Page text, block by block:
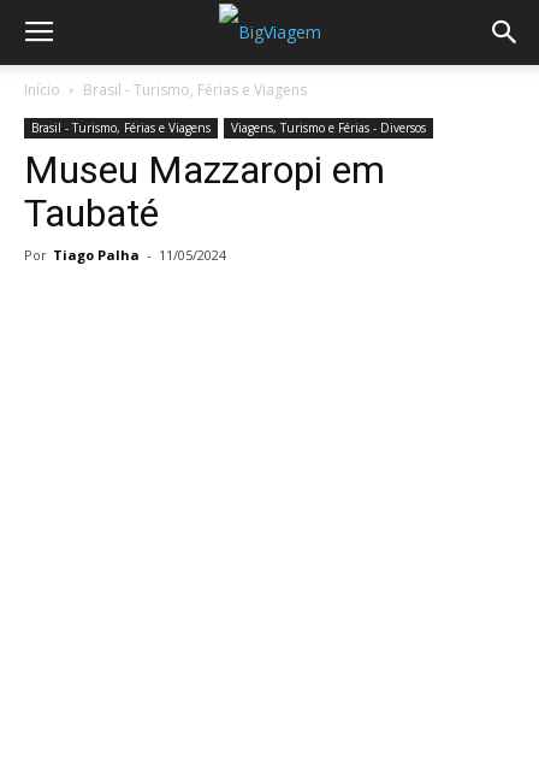
Início Brasil - Turismo, Férias e Viagens
Brasil - Turismo, Férias e Viagens Viagens, Turismo e Férias - Diversos
Museu Mazzaropi em
Taubaté
Por Tiago Palha - 11/05/2024